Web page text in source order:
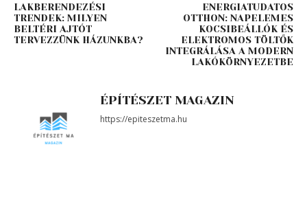
LAKBERENDEZÉSI
TRENDEK: MILYEN
BELTÉRI AJTÓT
TERVEZZÜNK HÁZUNKBA?
ENERGIATUDATOS
OTTHON: NAPELEMES
KOCSIBEÁLLÓK ÉS
ELEKTROMOS TÖLTŐK
INTEGRÁLÁSA A MODERN
LAKÓKÖRNYEZETBE
ÉPÍTÉSZET MAGAZIN
https://epiteszetma.hu